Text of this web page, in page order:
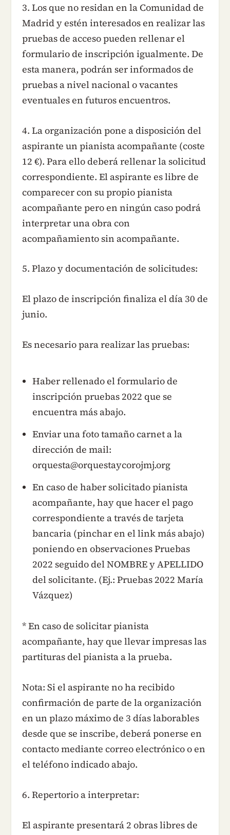
3. Los que no residan en la Comunidad de
Madrid y estén interesados en realizar las
pruebas de acceso pueden rellenar el
formulario de inscripción igualmente. De
esta manera, podrán ser informados de
pruebas a nivel nacional o vacantes
eventuales en futuros encuentros.
4. La organización pone a disposición del
aspirante un pianista acompañante (coste
12 €). Para ello deberá rellenar la solicitud
correspondiente. El aspirante es libre de
comparecer con su propio pianista
acompañante pero en ningún caso podrá
interpretar una obra con
acompañamiento sin acompañante.
5. Plazo y documentación de solicitudes:
El plazo de inscripción finaliza el día 30 de
junio.
Es necesario para realizar las pruebas:
Haber rellenado el formulario de
inscripción pruebas 2022 que se
encuentra más abajo.
Enviar una foto tamaño carnet a la
dirección de mail:
orquesta@orquestaycorojmj.org
En caso de haber solicitado pianista
acompañante, hay que hacer el pago
correspondiente a través de tarjeta
bancaria (pinchar en el link más abajo)
poniendo en observaciones Pruebas
2022 seguido del NOMBRE y APELLIDO
del solicitante. (Ej.: Pruebas 2022 María
Vázquez)
* En caso de solicitar pianista
acompañante, hay que llevar impresas las
partituras del pianista a la prueba.
Nota: Si el aspirante no ha recibido
confirmación de parte de la organización
en un plazo máximo de 3 días laborables
desde que se inscribe, deberá ponerse en
contacto mediante correo electrónico o en
el teléfono indicado abajo.
6. Repertorio a interpretar:
El aspirante presentará 2 obras libres de